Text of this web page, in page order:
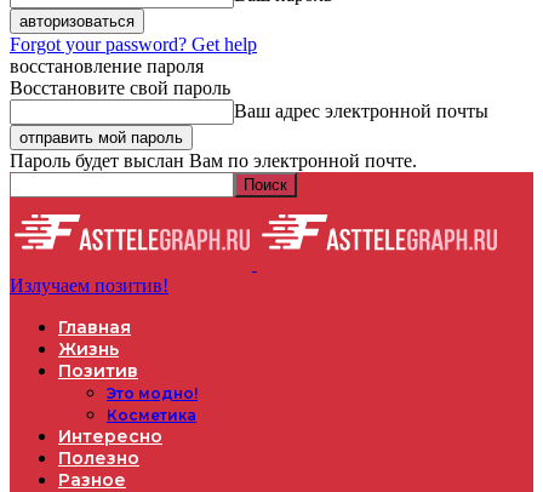
Forgot your password? Get help
восстановление пароля
Восстановите свой пароль
Ваш адрес электронной почты
Пароль будет выслан Вам по электронной почте.
Излучаем позитив!
Главная
Жизнь
Позитив
Это модно!
Косметика
Интересно
Полезно
Разное